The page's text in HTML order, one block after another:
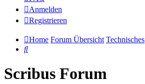
Anmelden
Registrieren
Home Forum Übersicht Technisches
Suche
Scribus Forum